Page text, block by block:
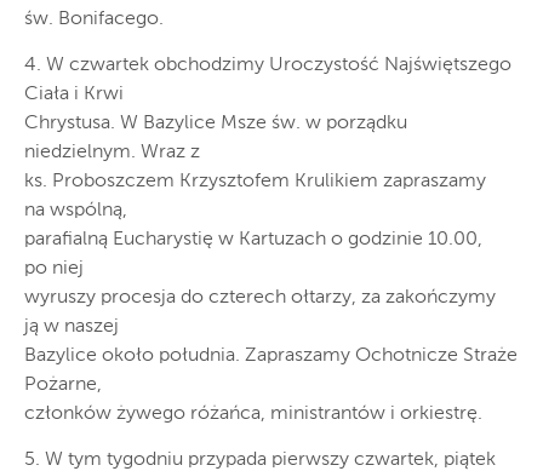
św. Bonifacego.
4. W czwartek obchodzimy Uroczystość Najświętszego
Ciała i Krwi
Chrystusa. W Bazylice Msze św. w porządku
niedzielnym. Wraz z
ks. Proboszczem Krzysztofem Krulikiem zapraszamy
na wspólną,
parafialną Eucharystię w Kartuzach o godzinie 10.00,
po niej
wyruszy procesja do czterech ołtarzy, za zakończymy
ją w naszej
Bazylice około południa. Zapraszamy Ochotnicze Straże
Pożarne,
członków żywego różańca, ministrantów i orkiestrę.
5. W tym tygodniu przypada pierwszy czwartek, piątek